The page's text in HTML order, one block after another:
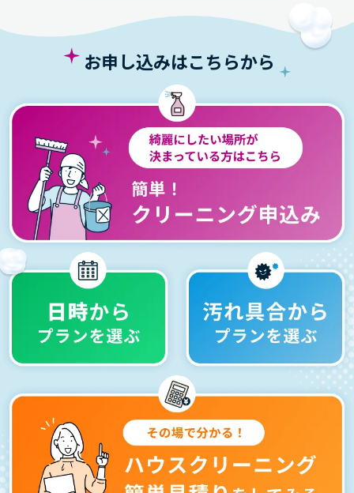
お申し込みはこちらから